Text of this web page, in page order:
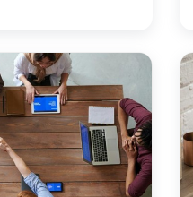
razvoj, jačanje i
kružnih